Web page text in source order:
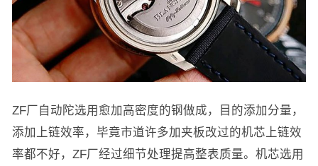
ZF厂自动陀选用愈加高密度的钢做成，目的添加分量，
添加上链效率，毕竟市道许多加夹板改过的机芯上链效
率都不好，ZF厂经过细节处理提高整表质量。机芯选用